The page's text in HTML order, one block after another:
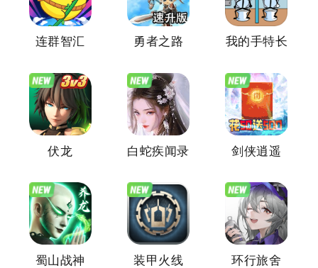
连群智汇 勇者之路 我的手特长
伏龙 白蛇疾闻录 剑侠逍遥
蜀山战神 装甲火线 环行旅舍